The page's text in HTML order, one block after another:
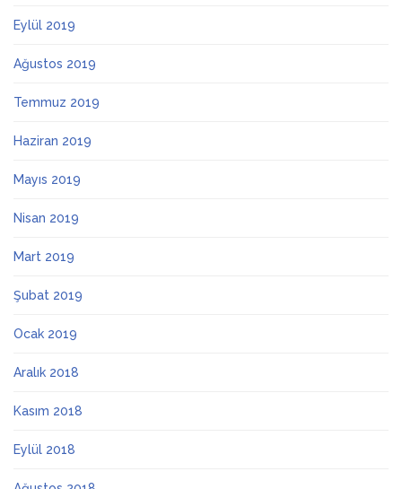
Eylül 2019
Ağustos 2019
Temmuz 2019
Haziran 2019
Mayıs 2019
Nisan 2019
Mart 2019
Şubat 2019
Ocak 2019
Aralık 2018
Kasım 2018
Eylül 2018